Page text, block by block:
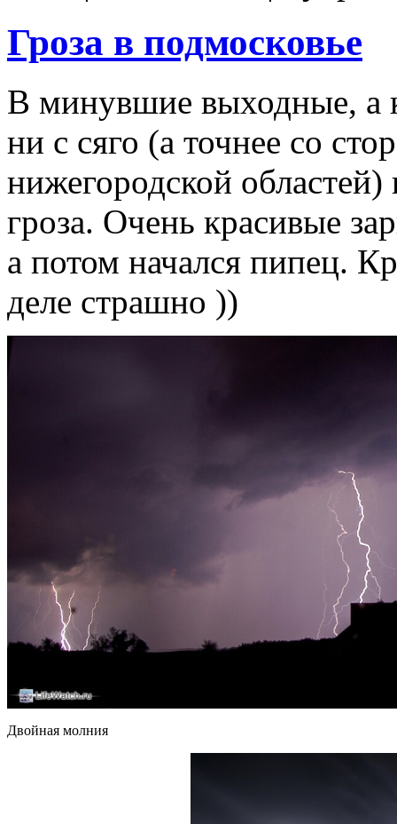
Гроза в подмосковье
В минувшие выходные, а
ни с сяго (а точнее со
нижегородской областей)
гроза. Очень красивые
а потом начался пипец.
деле страшно ))
Двойная молния